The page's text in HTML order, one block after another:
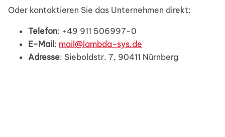
Oder kontaktieren Sie das Unternehmen direkt:
Telefon: +49 911 506997-0
E-Mail : mail@lambda-sys.de
Adresse: Sieboldstr. 7, 90411 Nürnberg